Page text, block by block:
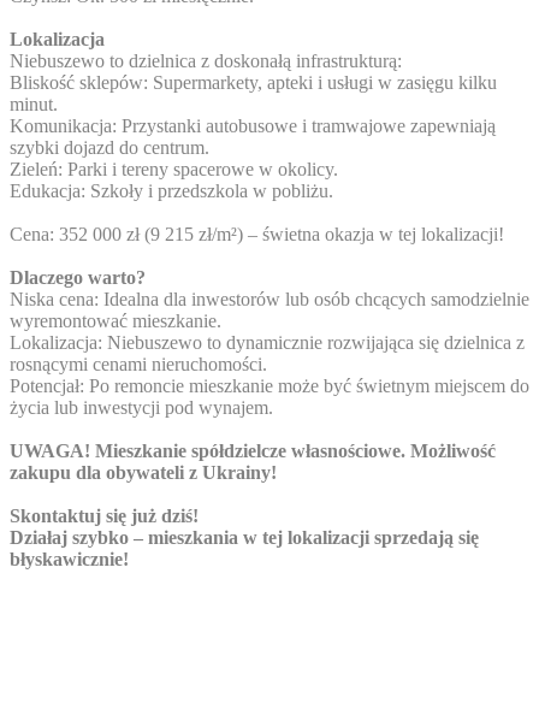
Lokalizacja
Niebuszewo to dzielnica z doskonałą infrastrukturą:
Bliskość sklepów: Supermarkety, apteki i usługi w zasięgu kilku
minut.
Komunikacja: Przystanki autobusowe i tramwajowe zapewniają
szybki dojazd do centrum.
Zieleń: Parki i tereny spacerowe w okolicy.
Edukacja: Szkoły i przedszkola w pobliżu.
Cena: 352 000 zł (9 215 zł/m²) – świetna okazja w tej lokalizacji!
Dlaczego warto?
Niska cena: Idealna dla inwestorów lub osób chcących samodzielnie
wyremontować mieszkanie.
Lokalizacja: Niebuszewo to dynamicznie rozwijająca się dzielnica z
rosnącymi cenami nieruchomości.
Potencjał: Po remoncie mieszkanie może być świetnym miejscem do
życia lub inwestycji pod wynajem.
UWAGA! Mieszkanie spółdzielcze własnościowe. Możliwość
zakupu dla obywateli z Ukrainy!
Skontaktuj się już dziś!
Działaj szybko – mieszkania w tej lokalizacji sprzedają się
błyskawicznie!